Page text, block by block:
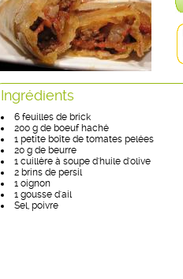
Ingrédients
6 feuilles de brick
200 g de boeuf haché
1 petite boîte de tomates pelées
20 g de beurre
1 cuillère à soupe d'huile d'olive
2 brins de persil
1 oignon
1 gousse d'ail
Sel, poivre